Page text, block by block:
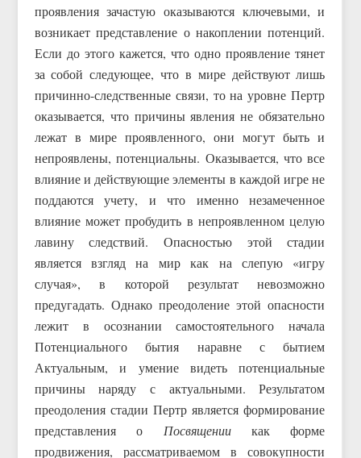
проявления зачастую оказываются ключевыми, и
возникает представление о накоплении потенций.
Если до этого кажется, что одно проявление тянет
за собой следующее, что в мире действуют лишь
причинно-следственные связи, то на уровне Пертр
оказывается, что причины явления не обязательно
лежат в мире проявленного, они могут быть и
непроявлены, потенциальны. Оказывается, что все
влияние и действующие элементы в каждой игре не
поддаются учету, и что именно незамеченное
влияние может пробудить в непроявленном целую
лавину следствий. Опасностью этой стадии
является взгляд на мир как на слепую «игру
случая», в которой результат невозможно
предугадать. Однако преодоление этой опасности
лежит в осознании самостоятельного начала
Потенциального бытия наравне с бытием
Актуальным, и умение видеть потенциальные
причины наряду с актуальными. Результатом
преодоления стадии Пертр является формирование
представления о Посвящении как форме
продвижения, рассматриваемом в совокупности